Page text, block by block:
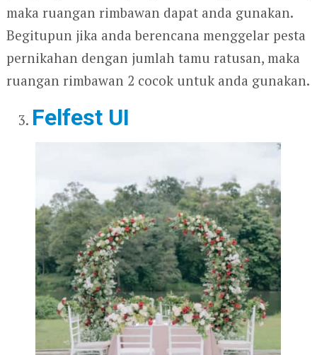
maka ruangan rimbawan dapat anda gunakan.
Begitupun jika anda berencana menggelar pesta
pernikahan dengan jumlah tamu ratusan, maka
ruangan rimbawan 2 cocok untuk anda gunakan.
Felfest UI